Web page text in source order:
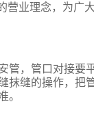
营业理念，为广
，管口对接要
抹缝的操作，把
。